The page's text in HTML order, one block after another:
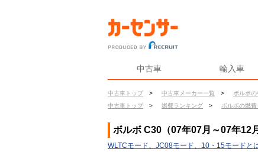
中古車 輸入車
中古車トップ > 中古車メーカー一覧 > ボルボの
中古車トップ
> 燃費ランキング > ボルボの燃
ボルボ C30（07年07月～07年12
WLTCモード、JC08モード、10・15モードと